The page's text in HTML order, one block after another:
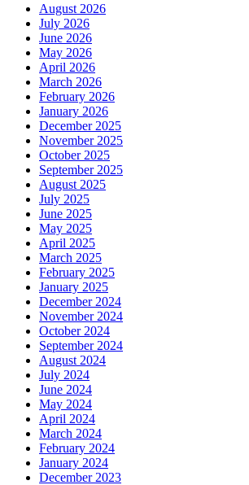
August 2026
July 2026
June 2026
May 2026
April 2026
March 2026
February 2026
January 2026
December 2025
November 2025
October 2025
September 2025
August 2025
July 2025
June 2025
May 2025
April 2025
March 2025
February 2025
January 2025
December 2024
November 2024
October 2024
September 2024
August 2024
July 2024
June 2024
May 2024
April 2024
March 2024
February 2024
January 2024
December 2023